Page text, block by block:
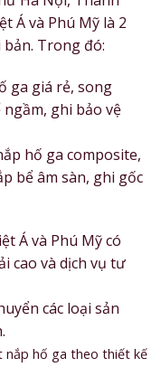
Á và Phú Mỹ là 2
Trong đó:
ga giá rẻ, song
ghi bảo vệ
hố ga composite,
bể âm sàn, ghi gốc
Á và Phú Mỹ có
cao và dịch vụ tư
các loại sản
nắp hố ga theo thiết kế